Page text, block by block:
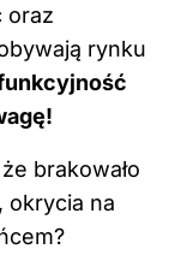
oraz
rynku
brakowało
okrycia na